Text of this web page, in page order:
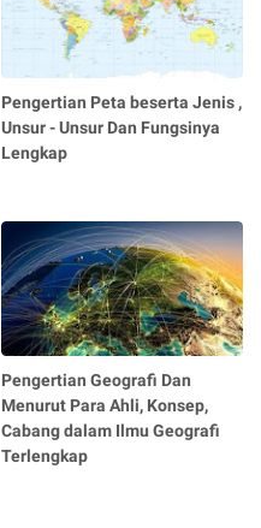
Pengertian Peta beserta Jenis ,
Unsur - Unsur Dan Fungsinya
Lengkap
Pengertian Geografi Dan
Menurut Para Ahli, Konsep,
Cabang dalam Ilmu Geografi
Terlengkap